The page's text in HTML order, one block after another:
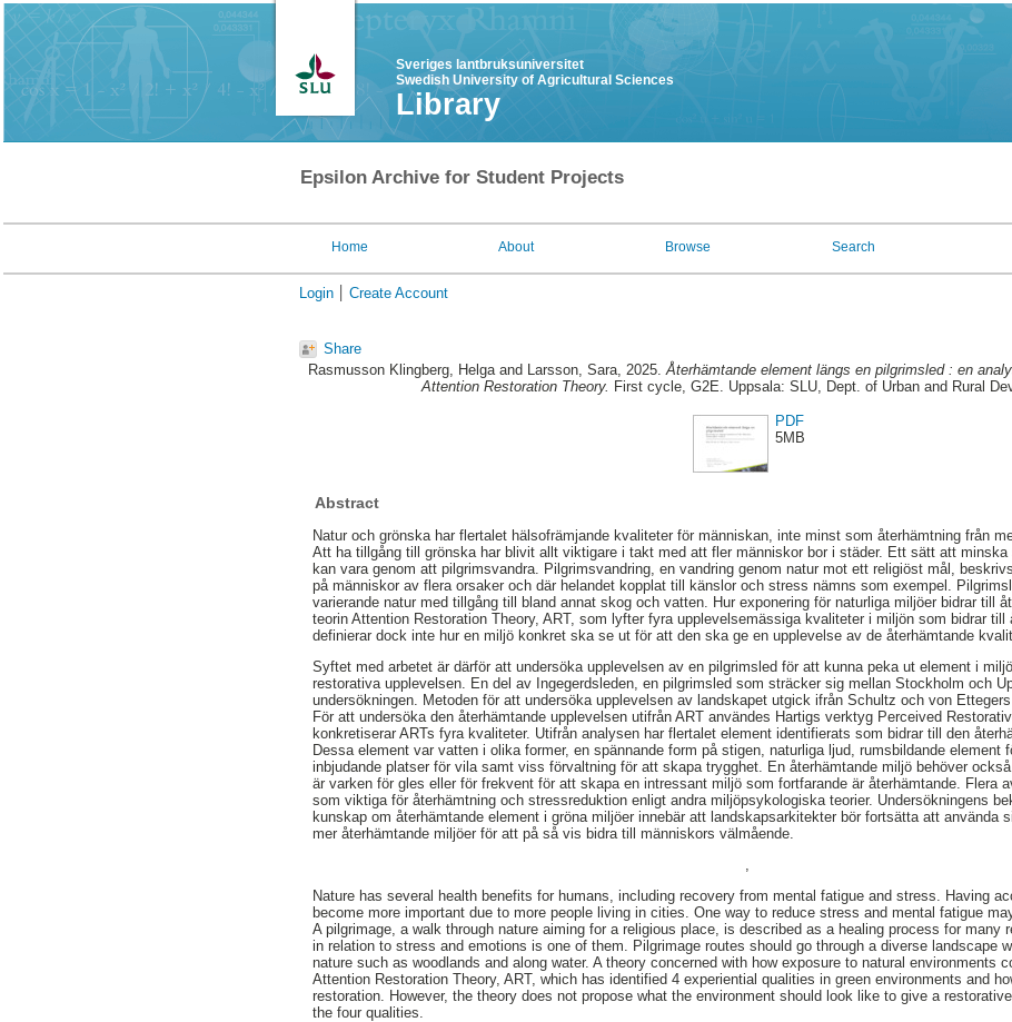
Sveriges lantbruksuniversitet
Swedish University of Agricultural Sciences
Library
Epsilon Archive for Student Projects
Home About Browse Search
Login Create Account
Share
Rasmusson Klingberg, Helgaand Larsson, Sara, 2025.Återhämtande element längs en pilgrimsled : en
Attention Restoration Theory. First cycle, G2E. Uppsala: SLU, Dept. of Urban and Rural
PDF
5MB
Abstract
Natur och grönska har flertalet hälsofrämjande kvaliteter för människan, inte minst som återhämtning från
Att ha tillgång till grönska har blivit allt viktigare i takt med att fler människor bor i städer. Ett sätt att
kan vara genom att pilgrimsvandra. Pilgrimsvandring, en vandring genom natur mot ett religiöst mål,
på människor av flera orsaker och där helandet kopplat till känslor och stress nämns som exempel.
varierande natur med tillgång till bland annat skog och vatten. Hur exponering för naturliga miljöer bidrar till
teorin Attention Restoration Theory, ART, som lyfter fyra upplevelsemässiga kvaliteter i miljön som bidrar till
definierar dock inte hur en miljö konkret ska se ut för att den ska ge en upplevelse av de återhämtande
Syftet med arbetet är därför att undersöka upplevelsen av en pilgrimsled för att kunna peka ut element i
restorativa upplevelsen. En del av Ingegerdsleden, en pilgrimsled som sträcker sig mellan Stockholm och
undersökningen. Metoden för att undersöka upplevelsen av landskapet utgick ifrån Schultz och von Ettegers
För att undersöka den återhämtande upplevelsen utifrån ART användes Hartigs verktyg Perceived
konkretiserar ARTs fyra kvaliteter. Utifrån analysen har flertalet element identifierats som bidrar till den
Dessa element var vatten i olika former, en spännande form på stigen, naturliga ljud, rumsbildande element
inbjudande platser för vila samt viss förvaltning för att skapa trygghet. En återhämtande miljö behöver
är varken för gles eller för frekvent för att skapa en intressant miljö som fortfarande är återhämtande. Flera
som viktiga för återhämtning och stressreduktion enligt andra miljöpsykologiska teorier. Undersökningens
kunskap om återhämtande element i gröna miljöer innebär att landskapsarkitekter bör fortsätta att använda
mer återhämtande miljöer för att på så vis bidra till människors välmående.
Nature has several health benefits for humans, including recovery from mental fatigue and stress. Having
become more important due to more people living in cities. One way to reduce stress and mental fatigue
A pilgrimage, a walk through nature aiming for a religious place, is described as a healing process for many
in relation to stress and emotions is one of them. Pilgrimage routes should go through a diverse landscape
nature such as woodlands and along water. A theory concerned with how exposure to natural environments
Attention Restoration Theory, ART, which has identified 4 experiential qualities in green environments and
restoration. However, the theory does not propose what the environment should look like to give a
the four qualities.